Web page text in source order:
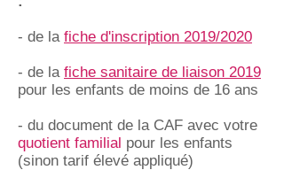
- de la fiche d'inscription 2019/2020
- de la fiche sanitaire de liaison 2019
pour les enfants de moins de 16 ans
- du document de la CAF avec votre
quotient familial pour les enfants
(sinon tarif élevé appliqué)